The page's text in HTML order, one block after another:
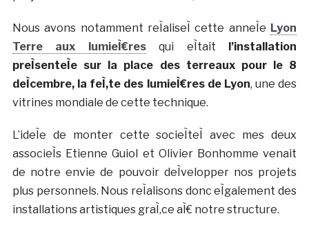
Nous avons notamment reÌaliseÌ cette anneÌe Lyon
Terre aux lumieÌ€resqui eÌtait l’installation
preÌsenteÌe sur la place des terreaux pour le 8
deÌcembre, la feÌ‚te des lumieÌ€res de Lyon, une des
vitrines mondiale de cette technique.
L’ideÌe de monter cette socieÌteÌ avec mes deux
associeÌs Etienne Guiol et Olivier Bonhomme venait
de notre envie de pouvoir deÌvelopper nos projets
plus personnels. Nous reÌalisons donc eÌgalement des
installations artistiques graÌ‚ce aÌ€ notre structure.